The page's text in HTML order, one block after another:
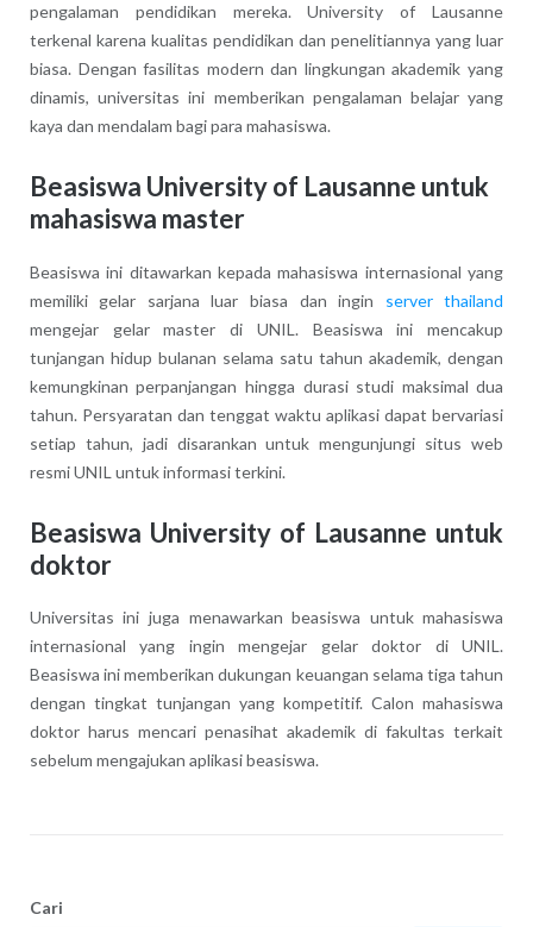
pengalaman pendidikan mereka. University of Lausanne
terkenal karena kualitas pendidikan dan penelitiannya yang luar
biasa. Dengan fasilitas modern dan lingkungan akademik yang
dinamis, universitas ini memberikan pengalaman belajar yang
kaya dan mendalam bagi para mahasiswa.
Beasiswa University of Lausanne untuk
mahasiswa master
Beasiswa ini ditawarkan kepada mahasiswa internasional yang
memiliki gelar sarjana luar biasa dan ingin server thailand
mengejar gelar master di UNIL. Beasiswa ini mencakup
tunjangan hidup bulanan selama satu tahun akademik, dengan
kemungkinan perpanjangan hingga durasi studi maksimal dua
tahun. Persyaratan dan tenggat waktu aplikasi dapat bervariasi
setiap tahun, jadi disarankan untuk mengunjungi situs web
resmi UNIL untuk informasi terkini.
Beasiswa University of Lausanne untuk
doktor
Universitas ini juga menawarkan beasiswa untuk mahasiswa
internasional yang ingin mengejar gelar doktor di UNIL.
Beasiswa ini memberikan dukungan keuangan selama tiga tahun
dengan tingkat tunjangan yang kompetitif. Calon mahasiswa
doktor harus mencari penasihat akademik di fakultas terkait
sebelum mengajukan aplikasi beasiswa.
Cari